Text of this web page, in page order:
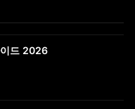
드 2026